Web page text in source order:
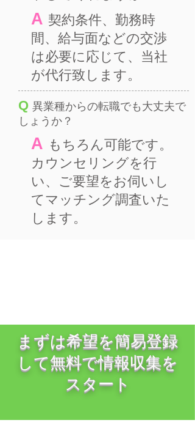
A 契約条件、勤務時
間、給与面などの交渉
は必要に応じて、当社
が代行致します。
Q 異業種からの転職でも大丈夫で
しょうか？
A もちろん可能です。
カウンセリングを行
い、ご要望をお伺いし
てマッチング調査いた
します。
まずは希望を簡易登録
して無料で情報収集を
スタート